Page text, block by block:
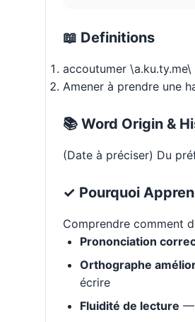
📖 Definitions
accoutumer
Amener à prendre une
📚 Word Origin &
(Date à préciser) Du
✓ Pourquoi
Comprendre comment
Prononciation
Orthographe
écrire
Fluidité de lecture —